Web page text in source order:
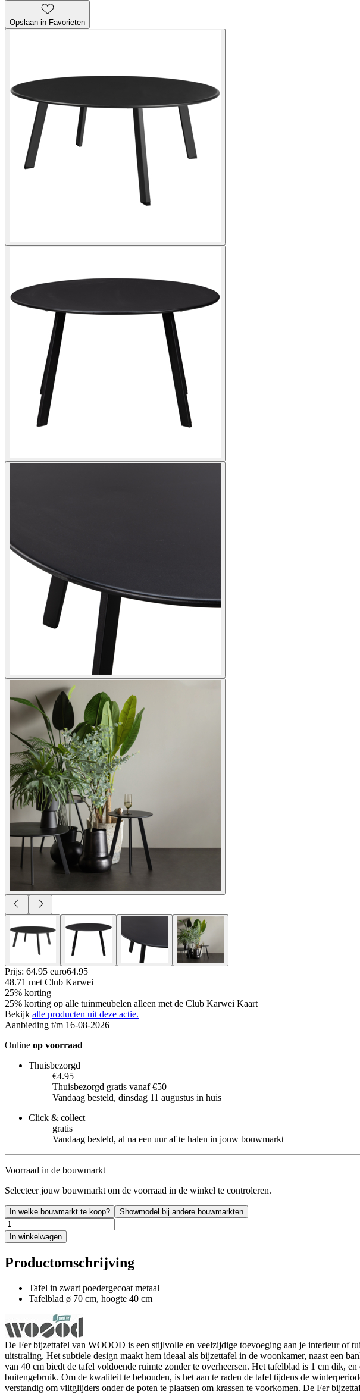
Opslaan in Favorieten
Prijs: 64.95 euro64.95
48.71 met Club Karwei
25% korting
25% korting op alle tuinmeubelen alleen met de Club Karwei Kaart
Bekijk alle producten uit deze actie.
Aanbieding t/m 16-08-2026
Online op voorraad
Thuisbezorgd
€4.95
Thuisbezorgd gratis vanaf €50
Vandaag besteld, dinsdag 11 augustus in huis
Click & collect
gratis
Vandaag besteld, al na een uur af te halen in jouw bouwmarkt
Voorraad in de bouwmarkt
Selecteer jouw bouwmarkt om de voorraad in de winkel te controleren.
In welke bouwmarkt te koop? Showmodel bij andere bouwmarkten
In winkelwagen
Productomschrijving
Tafel in zwart poedergecoat metaal
Tafelblad ø 70 cm, hoogte 40 cm
De Fer bijzettafel van WOOOD is een stijlvolle en veelzijdige toevoeging aan je interieur of
uitstraling. Het subtiele design maakt hem ideaal als bijzettafel in de woonkamer, naast een
van 40 cm biedt de tafel voldoende ruimte zonder te overheersen. Het tafelblad is 1 cm dik,
buitengebruik. Om de kwaliteit te behouden, is het aan te raden de tafel tijdens de
verstandig om viltglijders onder de poten te plaatsen om krassen te voorkomen. De Fer